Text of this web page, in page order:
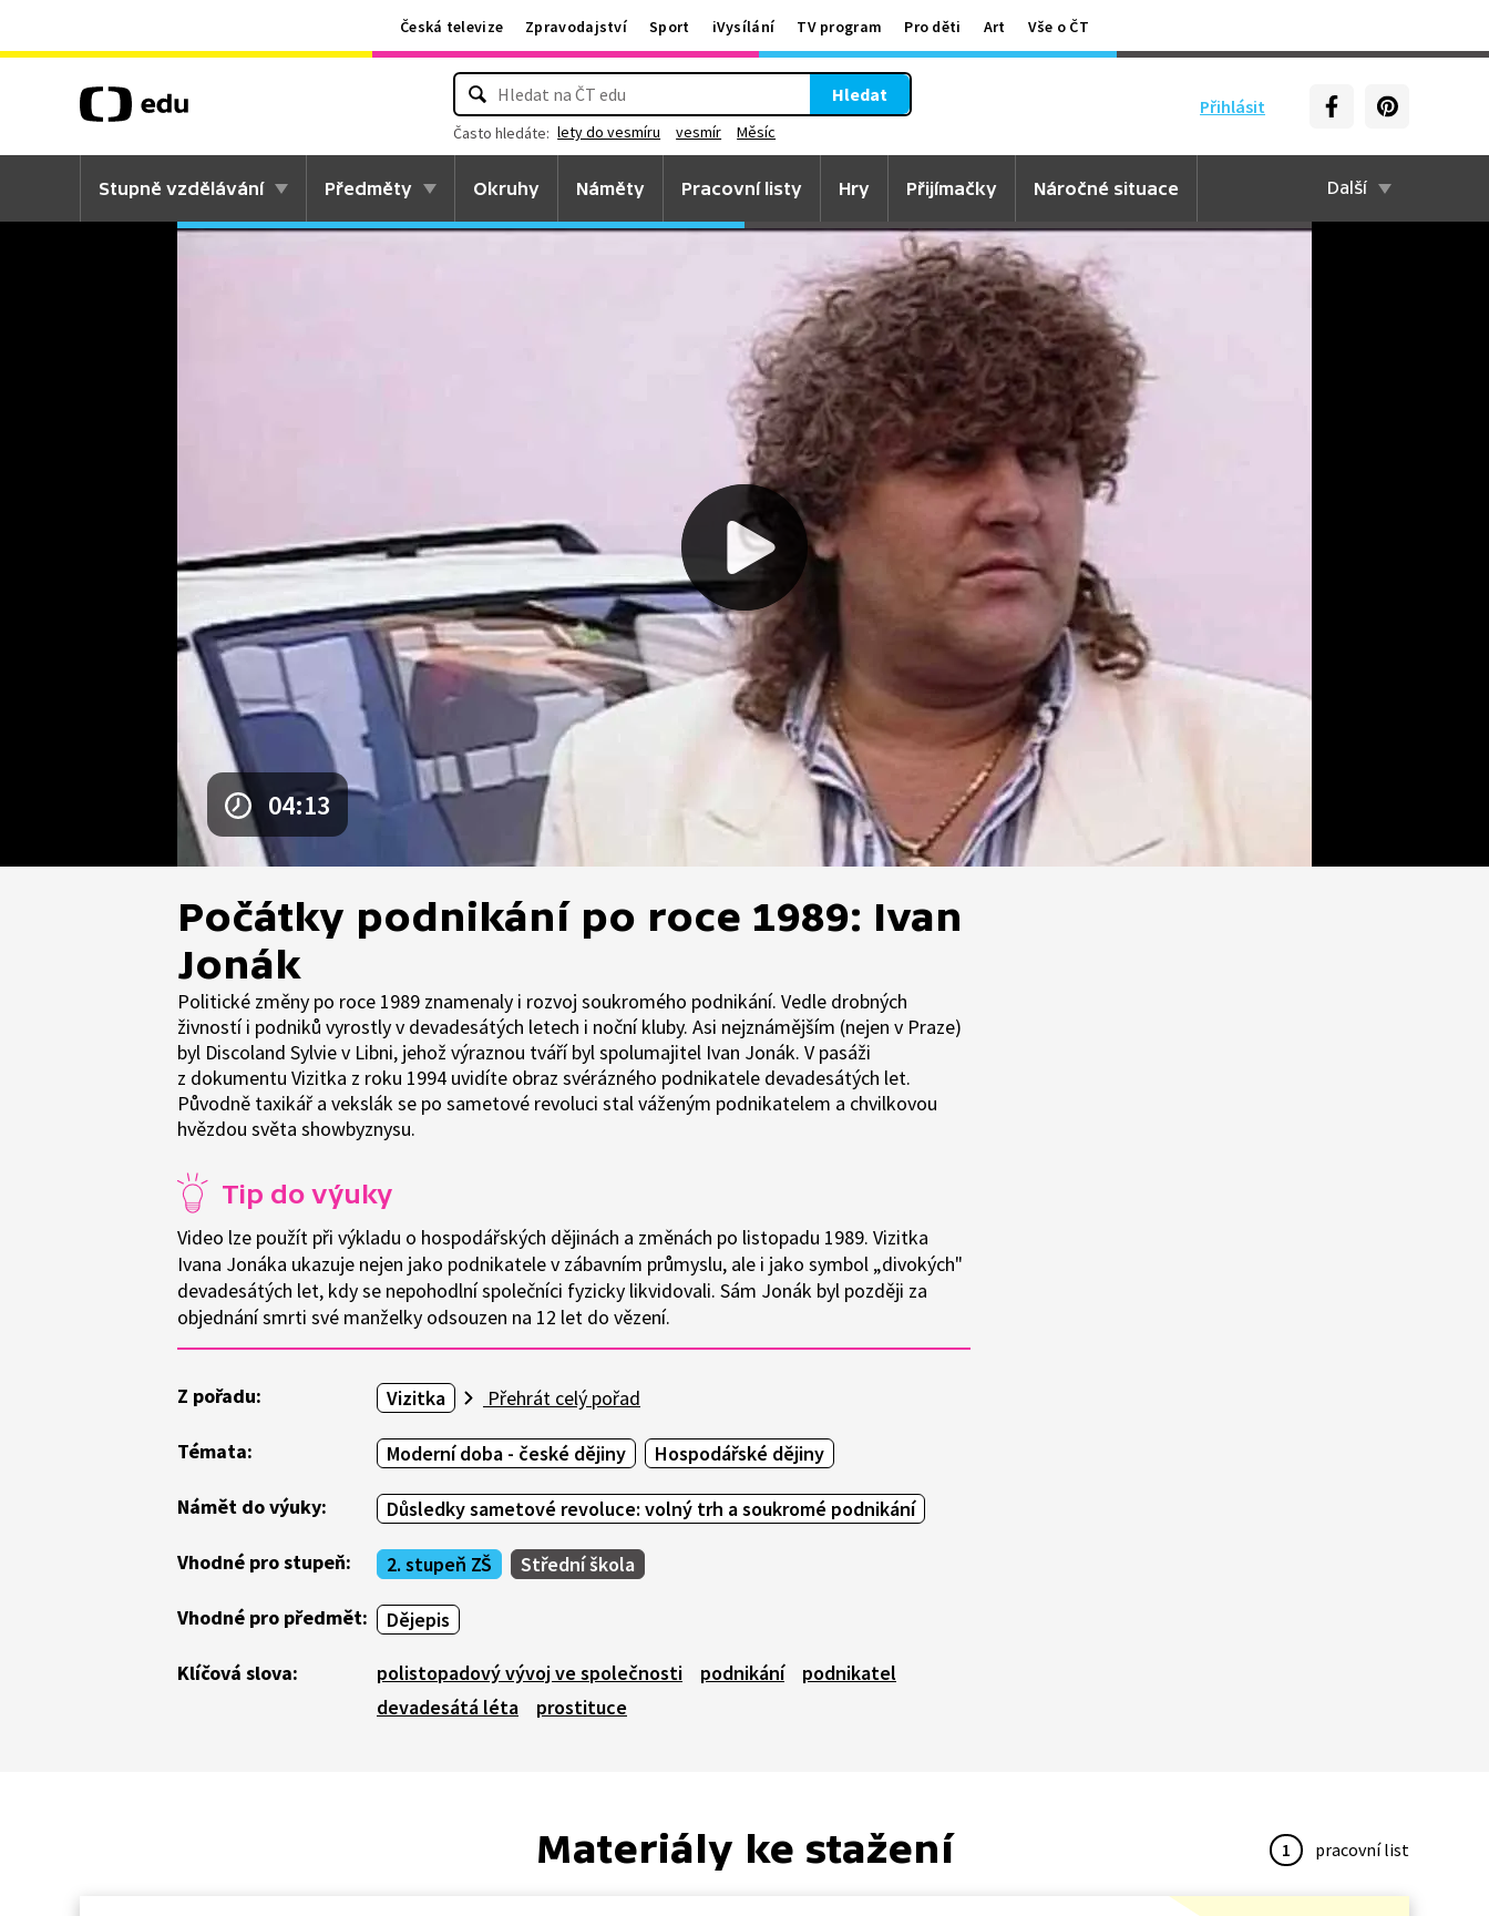
Česká televize Zpravodajství Sport iVysílání TV program Pro děti Art Vše o ČT
Přihlásit
Hledat
Často hledáte: lety do vesmíru vesmír Měsíc
Stupně vzdělávání Předměty Okruhy Náměty Pracovní listy Hry Přijímačky Náročné situace Další
04:13
Počátky podnikání po roce 1989: Ivan
Jonák
Politické změny po roce 1989 znamenaly i rozvoj soukromého podnikání. Vedle drobných
živností i podniků vyrostly v devadesátých letech i noční kluby. Asi nejznámějším (nejen v Praze)
byl Discoland Sylvie v Libni, jehož výraznou tváří byl spolumajitel Ivan Jonák. V pasáži
z dokumentu Vizitka z roku 1994 uvidíte obraz svérázného podnikatele devadesátých let.
Původně taxikář a vekslák se po sametové revoluci stal váženým podnikatelem a chvilkovou
hvězdou světa showbyznysu.
Tip do výuky
Video lze použít při výkladu o hospodářských dějinách a změnách po listopadu 1989. Vizitka
Ivana Jonáka ukazuje nejen jako podnikatele v zábavním průmyslu, ale i jako symbol „divokých"
devadesátých let, kdy se nepohodlní společníci fyzicky likvidovali. Sám Jonák byl později za
objednání smrti své manželky odsouzen na 12 let do vězení.
Z pořadu: Vizitka Přehrát celý pořad
Témata: Moderní doba - české dějiny Hospodářské dějiny
Námět do výuky: Důsledky sametové revoluce: volný trh a soukromé podnikání
Vhodné pro stupeň: 2. stupeň ZŠ Střední škola
Vhodné pro předmět: Dějepis
Klíčová slova: polistopadový vývoj ve společnosti podnikání
podnikatel
devadesátá léta
prostituce
Materiály ke stažení 1 pracovní list